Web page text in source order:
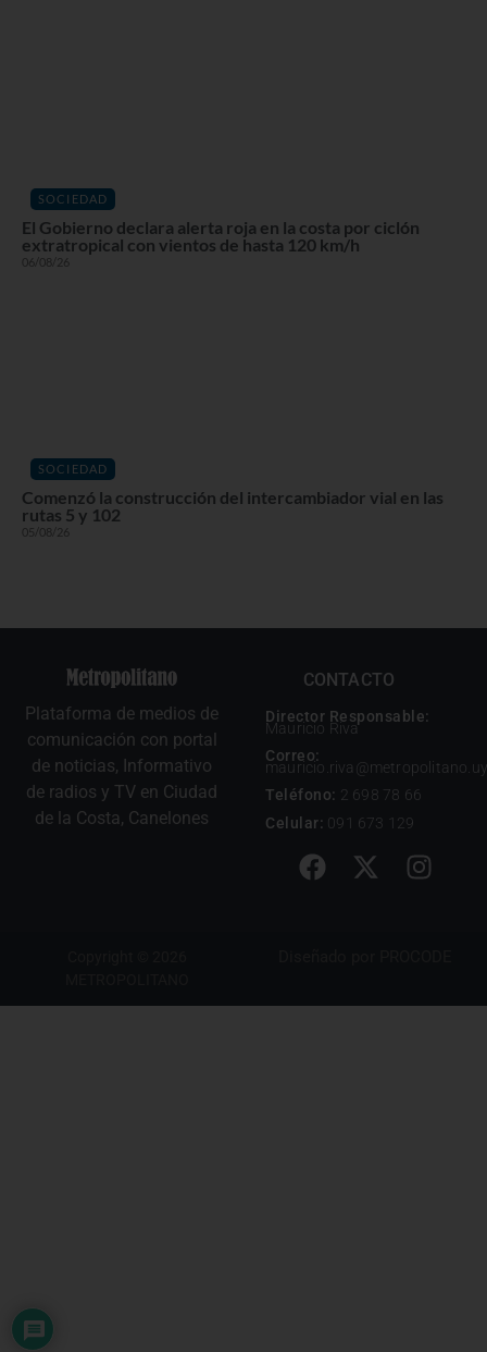
SOCIEDAD
El Gobierno declara alerta roja en la costa por ciclón
extratropical con vientos de hasta 120 km/h
06/08/26
SOCIEDAD
Comenzó la construcción del intercambiador vial en las
rutas 5 y 102
05/08/26
Plataforma de medios de
comunicación con portal
de noticias, Informativo
de radios y TV en Ciudad
de la Costa, Canelones
CONTACTO
Director Responsable:
Mauricio Riva
Correo:
mauricio.riva@metropolitano.uy
Teléfono: 2 698 78 66
Celular: 091 673 129